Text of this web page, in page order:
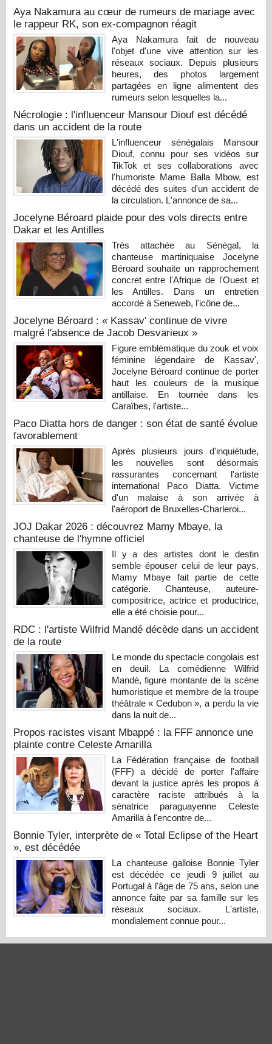
Aya Nakamura au cœur de rumeurs de mariage avec
le rappeur RK, son ex-compagnon réagit
Aya Nakamura fait de nouveau
l'objet d'une vive attention sur les
réseaux sociaux. Depuis plusieurs
heures, des photos largement
partagées en ligne alimentent des
rumeurs selon lesquelles la...
Nécrologie : l'influenceur Mansour Diouf est décédé
dans un accident de la route
L'influenceur sénégalais Mansour
Diouf, connu pour ses vidéos sur
TikTok et ses collaborations avec
l'humoriste Mame Balla Mbow, est
décédé des suites d'un accident de
la circulation. L'annonce de sa...
Jocelyne Béroard plaide pour des vols directs entre
Dakar et les Antilles
Très attachée au Sénégal, la
chanteuse martiniquaise Jocelyne
Béroard souhaite un rapprochement
concret entre l'Afrique de l'Ouest et
les Antilles. Dans un entretien
accordé à Seneweb, l'icône de...
Jocelyne Béroard : « Kassav' continue de vivre
malgré l'absence de Jacob Desvarieux »
Figure emblématique du zouk et voix
féminine légendaire de Kassav',
Jocelyne Béroard continue de porter
haut les couleurs de la musique
antillaise. En tournée dans les
Caraïbes, l'artiste...
Paco Diatta hors de danger : son état de santé évolue
favorablement
Après plusieurs jours d'inquiétude,
les nouvelles sont désormais
rassurantes concernant l'artiste
international Paco Diatta. Victime
d'un malaise à son arrivée à
l'aéroport de Bruxelles-Charleroi...
JOJ Dakar 2026 : découvrez Mamy Mbaye, la
chanteuse de l'hymne officiel
Il y a des artistes dont le destin
semble épouser celui de leur pays.
Mamy Mbaye fait partie de cette
catégorie. Chanteuse, auteure-
compositrice, actrice et productrice,
elle a été choisie pour...
RDC : l'artiste Wilfrid Mandé décède dans un accident
de la route
Le monde du spectacle congolais est
en deuil. La comédienne Wilfrid
Mandé, figure montante de la scène
humoristique et membre de la troupe
théâtrale « Cedubon », a perdu la vie
dans la nuit de...
Propos racistes visant Mbappé : la FFF annonce une
plainte contre Celeste Amarilla
La Fédération française de football
(FFF) a décidé de porter l'affaire
devant la justice après les propos à
caractère raciste attribués à la
sénatrice paraguayenne Celeste
Amarilla à l'encontre de...
Bonnie Tyler, interprète de « Total Eclipse of the Heart
», est décédée
La chanteuse galloise Bonnie Tyler
est décédée ce jeudi 9 juillet au
Portugal à l'âge de 75 ans, selon une
annonce faite par sa famille sur les
réseaux sociaux. L'artiste,
mondialement connue pour...